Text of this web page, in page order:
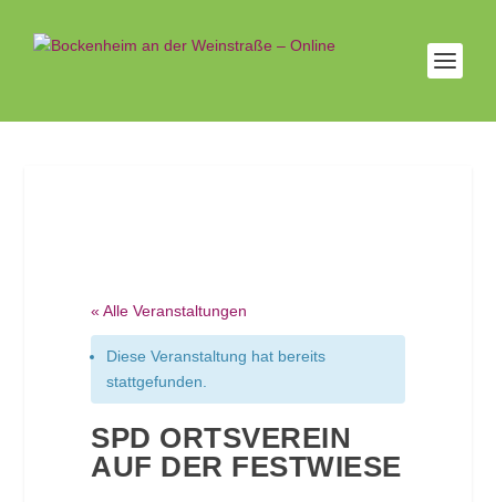
« Alle Veranstaltungen
Diese Veranstaltung hat bereits
stattgefunden.
SPD ORTSVEREIN
AUF DER FESTWIESE